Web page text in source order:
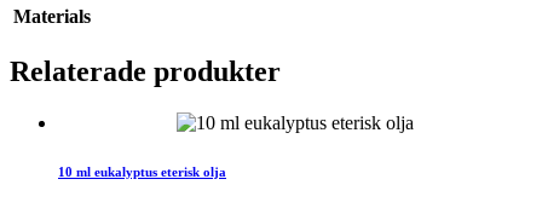
Materials
Relaterade produkter
10 ml eukalyptus eterisk olja